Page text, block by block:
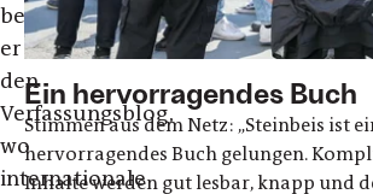
betreibt
er
den
Verfassungsblog,
wo
internationale
Ein hervorragendes Buch
Stimmen aus dem Netz: „Steinbeis ist
hervorragendes Buch gelungen.
Inhalte werden gut lesbar, knapp und